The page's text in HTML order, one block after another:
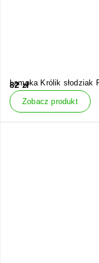
Lampka Królik słodziak
82zł
Zobacz produkt